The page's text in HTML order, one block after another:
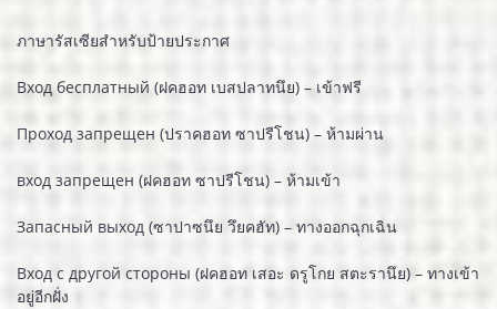
ภาษารัสเซียสำหรับป้ายประกาศ
Вход бесплатный (ฝคฮอท เบสปลาทนึย) – เข้าฟรี
Проход запрещен (ปราคฮอท ซาปรีโชน) – ห้ามผ่าน
вход запрещен (ฝคฮอท ซาปรีโชน) – ห้ามเข้า
Запасный выход (ซาปาซนึย วึยคฮัท) – ทางออกฉุกเฉิน
Вход с другой стороны (ฝคฮอท เสอะ ดรูโกย สตะรานึย) – ทางเข้า
อยู่อีกฝั่ง